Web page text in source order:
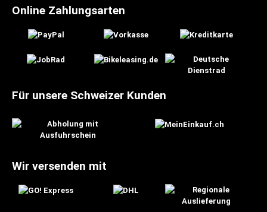
Online Zahlungsarten
Für unsere Schweizer Kunden
Wir versenden mit